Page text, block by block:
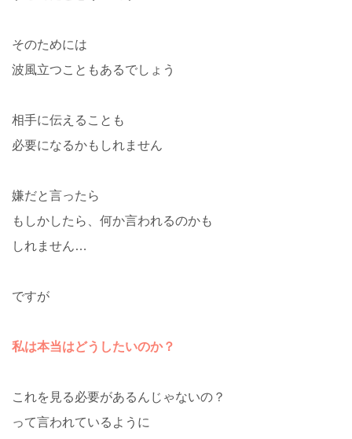
そのためには
波風立つこともあるでしょう
相手に伝えることも
必要になるかもしれません
嫌だと言ったら
もしかしたら、何か言われるのかも
しれません…
ですが
私は本当はどうしたいのか？
これを見る必要があるんじゃないの？
って言われているように